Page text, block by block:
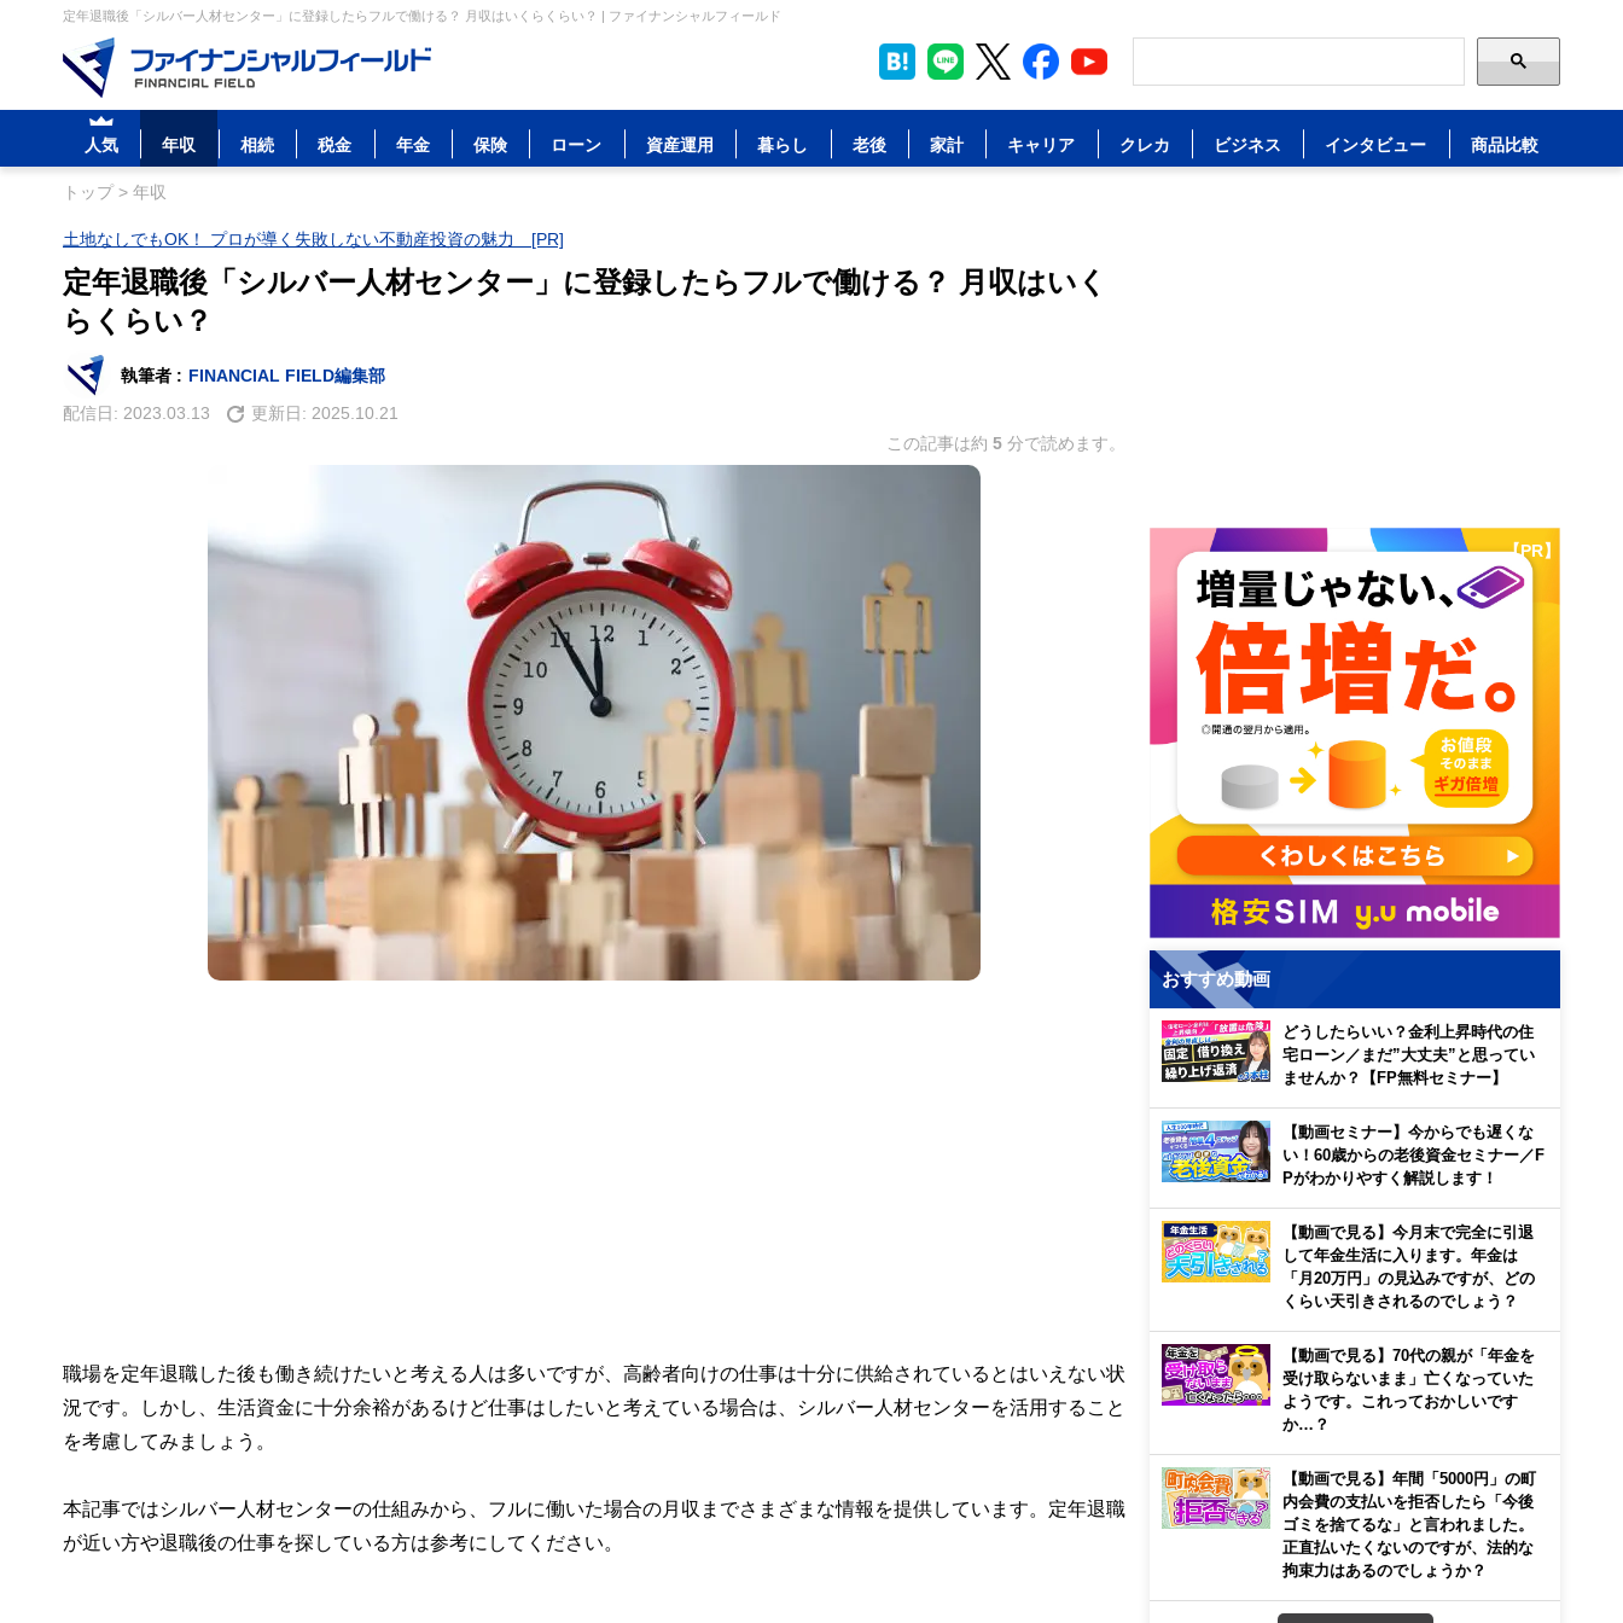
定年退職後「シルバー人材センター」に登録したらフルで働ける？ 月収はいくらくらい？ | ファイナンシャルフィールド
人気 年収 相続 税金 年金 保険 ローン 資産運用 暮らし 老後 家計 キャリア クレカ ビジネス インタビュー 商品比較
トップ> 年収
土地なしでもOK！ プロが導く失敗しない不動産投資の魅力 [PR]
定年退職後「シルバー人材センター」に登録したらフルで働ける？ 月収はいく
らくらい？
執筆者 : FINANCIAL FIELD編集部
配信日: 2023.03.13 更新日: 2025.10.21
この記事は約 5 分で読めます。
職場を定年退職した後も働き続けたいと考える人は多いですが、高齢者向けの仕事は十分に供給されているとはいえない状
況です。しかし、生活資金に十分余裕があるけど仕事はしたいと考えている場合は、シルバー人材センターを活用すること
を考慮してみましょう。
本記事ではシルバー人材センターの仕組みから、フルに働いた場合の月収までさまざまな情報を提供しています。定年退職
が近い方や退職後の仕事を探している方は参考にしてください。
【PR】
おすすめ動画
どうしたらいい？金利上昇時代の住
宅ローン／まだ”大丈夫”と思ってい
ませんか？【FP無料セミナー】
【動画セミナー】今からでも遅くな
い！60歳からの老後資金セミナー／F
Pがわかりやすく解説します！
【動画で見る】今月末で完全に引退
して年金生活に入ります。年金は
「月20万円」の見込みですが、どの
くらい天引きされるのでしょう？
【動画で見る】70代の親が「年金を
受け取らないまま」亡くなっていた
ようです。これっておかしいです
か…？
【動画で見る】年間「5000円」の町
内会費の支払いを拒否したら「今後
ゴミを捨てるな」と言われました。
正直払いたくないのですが、法的な
拘束力はあるのでしょうか？